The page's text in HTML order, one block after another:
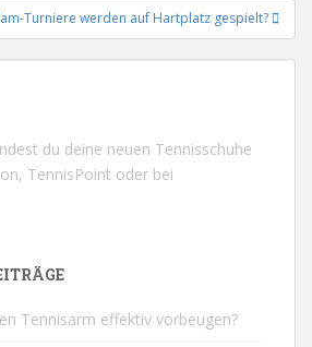
Turniere werden auf Hartplatz gespielt?
du deine neuen Tennisschuhe
, TennisPoint oder bei
Tennisarm effektiv vorbeugen?